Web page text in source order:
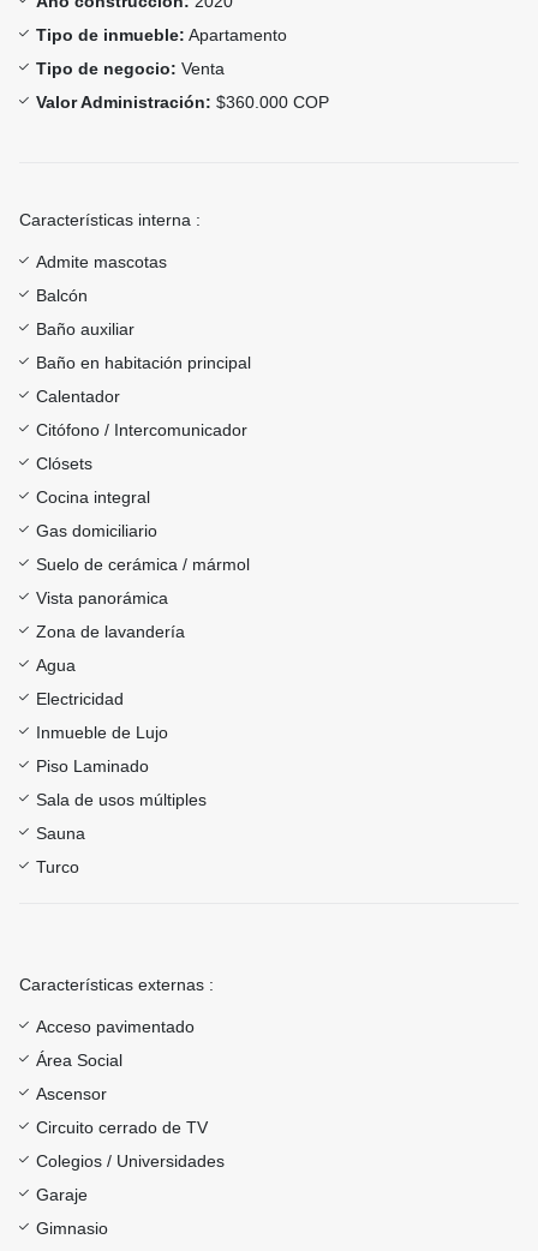
Tipo de inmueble: Apartamento
Tipo de negocio: Venta
Valor Administración: $360.000 COP
Características interna :
Admite mascotas
Balcón
Baño auxiliar
Baño en habitación principal
Calentador
Citófono / Intercomunicador
Clósets
Cocina integral
Gas domiciliario
Suelo de cerámica / mármol
Vista panorámica
Zona de lavandería
Agua
Electricidad
Inmueble de Lujo
Piso Laminado
Sala de usos múltiples
Sauna
Turco
Características externas :
Acceso pavimentado
Área Social
Ascensor
Circuito cerrado de TV
Colegios / Universidades
Garaje
Gimnasio